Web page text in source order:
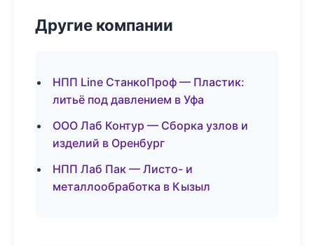
Другие компании
НПП Line СтанкоПроф — Пластик:
литьё под давлением в Уфа
ООО Лаб Контур — Сборка узлов и
изделий в Оренбург
НПП Лаб Пак — Листо- и
металлообработка в Кызыл